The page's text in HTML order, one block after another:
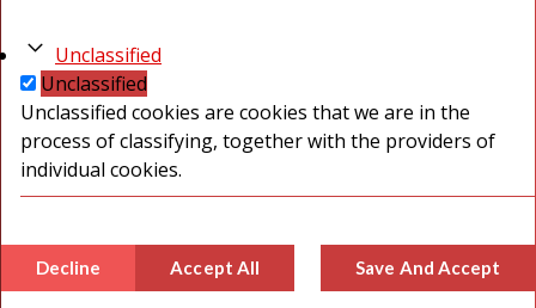
Unclassified
Unclassified
Unclassified cookies are cookies that we are in the
process of classifying, together with the providers of
individual cookies.
Decline Accept All Save And Accept